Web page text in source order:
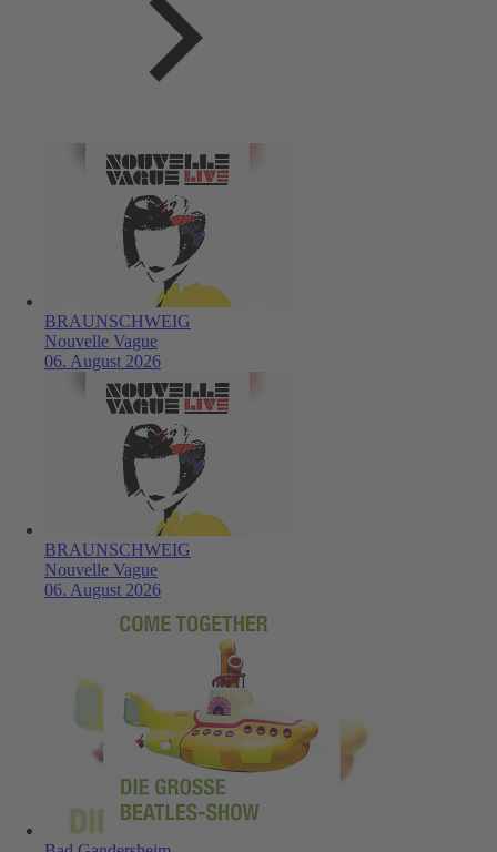
BRAUNSCHWEIG
Nouvelle Vague
06. August 2026
BRAUNSCHWEIG
Nouvelle Vague
06. August 2026